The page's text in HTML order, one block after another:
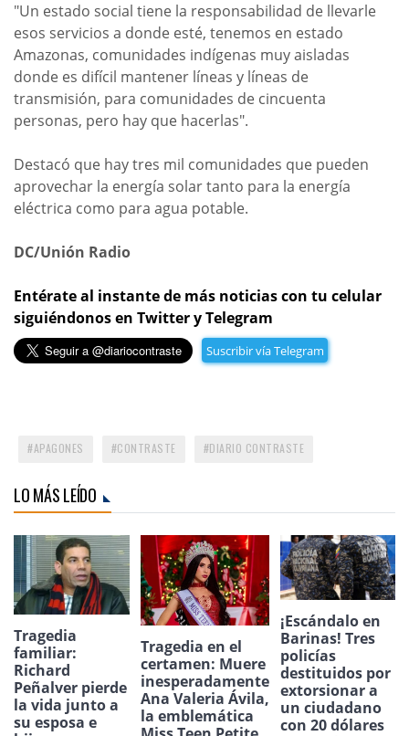
"Un estado social tiene la responsabilidad de llevarle
esos servicios a donde esté, tenemos en estado
Amazonas, comunidades indígenas muy aisladas
donde es difícil mantener líneas y líneas de
transmisión, para comunidades de cincuenta
personas, pero hay que hacerlas".
Destacó que hay tres mil comunidades que pueden
aprovechar la energía solar tanto para la energía
eléctrica como para agua potable.
DC/Unión Radio
Entérate al instante de más noticias con tu celular
siguiéndonos en Twitter y Telegram
Suscribir vía Telegram
APAGONES CONTRASTE DIARIO CONTRASTE
LO MÁS LEÍDO
Tragedia
familiar:
Richard
Peñalver pierde
la vida junto a
su esposa e
Tragedia en el
certamen: Muere
inesperadamente
Ana Valeria Ávila,
la emblemática
¡Escándalo en
Barinas! Tres
policías
destituidos por
extorsionar a
un ciudadano
con 20 dólares